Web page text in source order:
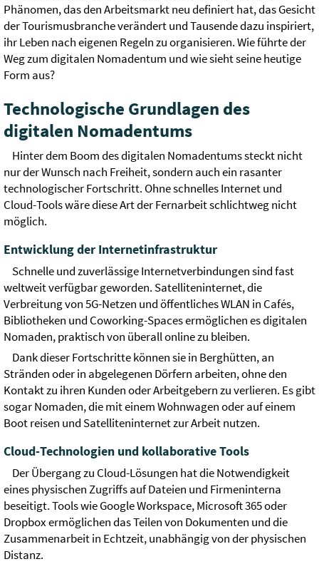
Phänomen, das den Arbeitsmarkt neu definiert hat, das Gesicht
der Tourismusbranche verändert und Tausende dazu inspiriert,
ihr Leben nach eigenen Regeln zu organisieren. Wie führte der
Weg zum digitalen Nomadentum und wie sieht seine heutige
Form aus?
Technologische Grundlagen des
digitalen Nomadentums
Hinter dem Boom des digitalen Nomadentums steckt nicht
nur der Wunsch nach Freiheit, sondern auch ein rasanter
technologischer Fortschritt. Ohne schnelles Internet und
Cloud-Tools wäre diese Art der Fernarbeit schlichtweg nicht
möglich.
Entwicklung der Internetinfrastruktur
Schnelle und zuverlässige Internetverbindungen sind fast
weltweit verfügbar geworden. Satelliteninternet, die
Verbreitung von 5G-Netzen und öffentliches WLAN in Cafés,
Bibliotheken und Coworking-Spaces ermöglichen es digitalen
Nomaden, praktisch von überall online zu bleiben.
Dank dieser Fortschritte können sie in Berghütten, an
Stränden oder in abgelegenen Dörfern arbeiten, ohne den
Kontakt zu ihren Kunden oder Arbeitgebern zu verlieren. Es gibt
sogar Nomaden, die mit einem Wohnwagen oder auf einem
Boot reisen und Satelliteninternet zur Arbeit nutzen.
Cloud-Technologien und kollaborative Tools
Der Übergang zu Cloud-Lösungen hat die Notwendigkeit
eines physischen Zugriffs auf Dateien und Firmeninterna
beseitigt. Tools wie Google Workspace, Microsoft 365 oder
Dropbox ermöglichen das Teilen von Dokumenten und die
Zusammenarbeit in Echtzeit, unabhängig von der physischen
Distanz.